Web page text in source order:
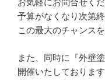
お気軽にお問合せくだ
予算がなくなり次第
この最大のチャンス
また、同時に『外壁
開催いたしております